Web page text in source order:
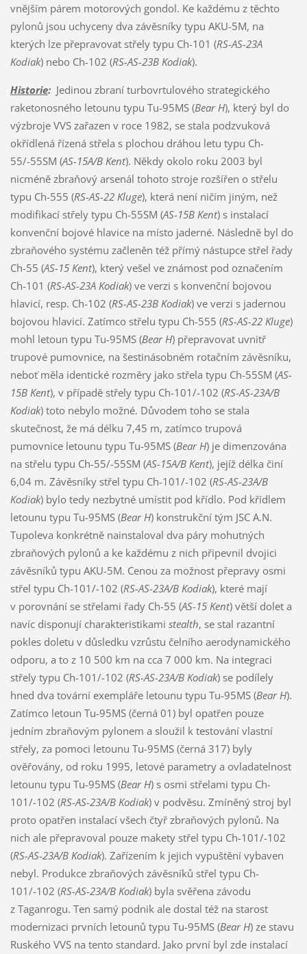
vnějším párem motorových gondol. Ke každému z těchto
pylonů jsou uchyceny dva závěsníky typu AKU-5M, na
kterých lze přepravovat střely typu Ch-101 (RS-AS-23A
Kodiak) nebo Ch-102 (RS-AS-23B Kodiak).
Historie:Jedinou zbraní turbovrtulového strategického
raketonosného letounu typu Tu-95MS (Bear H), který byl do
výzbroje VVS zařazen v roce 1982, se stala podzvuková
okřídlená řízená střela s plochou dráhou letu typu Ch-
55/-55SM (AS-15A/B Kent). Někdy okolo roku 2003 byl
nicméně zbraňový arsenál tohoto stroje rozšířen o střelu
typu Ch-555 (RS-AS-22 Kluge), která není ničím jiným, než
modifikací střely typu Ch-55SM (AS-15B Kent) s instalací
konvenční bojové hlavice na místo jaderné. Následně byl do
zbraňového systému začleněn též přímý nástupce střel řady
Ch-55 (AS-15 Kent), který vešel ve známost pod označením
Ch-101 (RS-AS-23A Kodiak) ve verzi s konvenční bojovou
hlavicí, resp. Ch-102 (RS-AS-23B Kodiak) ve verzi s jadernou
bojovou hlavicí. Zatímco střelu typu Ch-555 (RS-AS-22 Kluge)
mohl letoun typu Tu-95MS (Bear H) přepravovat uvnitř
trupové pumovnice, na šestinásobném rotačním závěsníku,
neboť měla identické rozměry jako střela typu Ch-55SM (AS-
15B Kent), v případě střely typu Ch-101/-102 (RS-AS-23A/B
Kodiak) toto nebylo možné. Důvodem toho se stala
skutečnost, že má délku 7,45 m, zatímco trupová
pumovnice letounu typu Tu-95MS (Bear H) je dimenzována
na střelu typu Ch-55/-55SM (AS-15A/B Kent), jejíž délka činí
6,04 m. Závěsníky střel typu Ch-101/-102 (RS-AS-23A/B
Kodiak) bylo tedy nezbytné umístit pod křídlo. Pod křídlem
letounu typu Tu-95MS (Bear H) konstrukční tým JSC A.N.
Tupoleva konkrétně nainstaloval dva páry mohutných
zbraňových pylonů a ke každému z nich připevnil dvojici
závěsníků typu AKU-5M. Cenou za možnost přepravy osmi
střel typu Ch-101/-102 (RS-AS-23A/B Kodiak), které mají
v porovnání se střelami řady Ch-55 (AS-15 Kent) větší dolet a
navíc disponují charakteristikami stealth, se stal razantní
pokles doletu v důsledku vzrůstu čelního aerodynamického
odporu, a to z 10 500 km na cca 7 000 km. Na integraci
střely typu Ch-101/-102 (RS-AS-23A/B Kodiak) se podílely
hned dva tovární exempláře letounu typu Tu-95MS (Bear H).
Zatímco letoun Tu-95MS (černá 01) byl opatřen pouze
jedním zbraňovým pylonem a sloužil k testování vlastní
střely, za pomoci letounu Tu-95MS (černá 317) byly
ověřovány, od roku 1995, letové parametry a ovladatelnost
letounu typu Tu-95MS (Bear H) s osmi střelami typu Ch-
101/-102 (RS-AS-23A/B Kodiak) v podvěsu. Zmíněný stroj byl
proto opatřen instalací všech čtyř zbraňových pylonů. Na
nich ale přepravoval pouze makety střel typu Ch-101/-102
(RS-AS-23A/B Kodiak). Zařízením k jejich vypuštění vybaven
nebyl. Produkce zbraňových závěsníků střel typu Ch-
101/-102 (RS-AS-23A/B Kodiak) byla svěřena závodu
z Taganrogu. Ten samý podnik ale dostal též na starost
modernizaci prvních letounů typu Tu-95MS (Bear H) ze stavu
Ruského VVS na tento standard. Jako první byl zde instalací